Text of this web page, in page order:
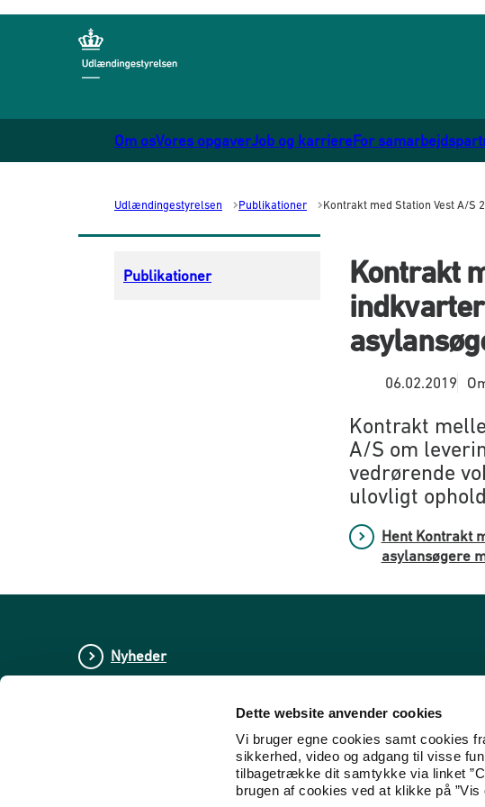
Dette website anvender cookies
Vi bruger egne cookies samt cookies
sikkerhed, video og adgang til visse
tilbagetrække dit samtykke via linket
brugen af cookies ved at klikke på ”Vis
Om osVores opgaverJob og karriereFor
Udlændingestyrelsen Publikationer Kontrakt med Station Vest A/S
Publikationer
Kontrakt
06.02.2019
Kontrakt
A/S om
vedrørende
ulovligt
Hent Kontrakt
asylansøgere
Nyheder
Center for Dokumentation og Indsats mod Ekstremisme